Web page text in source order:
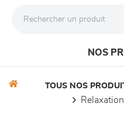
NOS
TOUS NOS
relaxation